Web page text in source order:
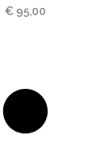
€ 95,00